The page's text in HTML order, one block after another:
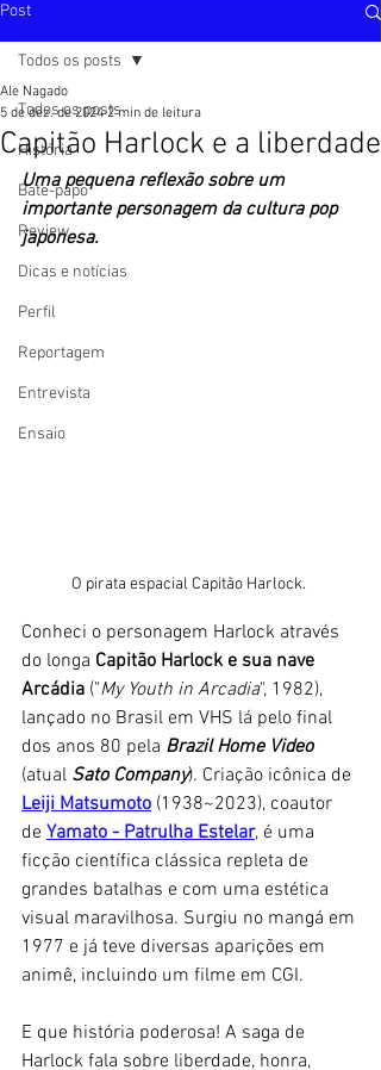
Post
Todos os posts
História
Bate-papo
Review
Dicas e notícias
Perfil
Reportagem
Entrevista
Ensaio
Todos os posts
Capitão Harlock e a liberdade
Ale Nagado
5 de dez. de 2024 2 min de leitura
Uma pequena reflexão sobre um
importante personagem da cultura pop
japonesa.
O pirata espacial Capitão Harlock.
Conheci o personagem Harlock através
do longa Capitão Harlock e sua nave
Arcádia ("My Youth in Arcadia", 1982),
lançado no Brasil em VHS lá pelo final
dos anos 80 pela Brazil Home Video
(atual Sato Company). Criação icônica de
Leiji Matsumoto (1938~2023), coautor
de Yamato - Patrulha Estelar, é uma
ficção científica clássica repleta de
grandes batalhas e com uma estética
visual maravilhosa. Surgiu no mangá em
1977 e já teve diversas aparições em
animê, incluindo um filme em CGI.
E que história poderosa! A saga de
Harlock fala sobre liberdade, honra,